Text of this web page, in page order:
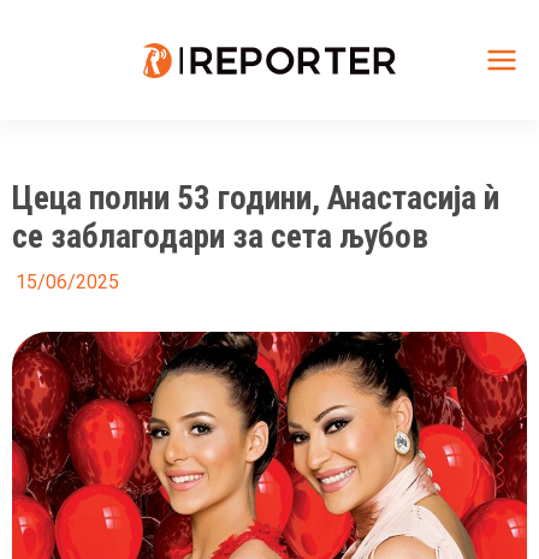
Цеца полни 53 години, Анастасија ѝ
се заблагодари за сета љубов
15/06/2025